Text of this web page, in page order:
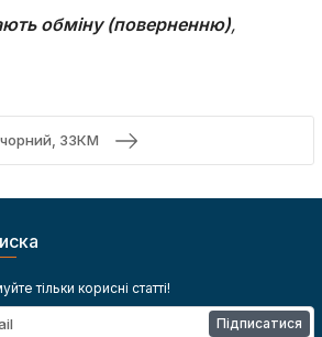
обміну (поверненню),
ЗЗКМ
тільки корисні статті!
Підписатися